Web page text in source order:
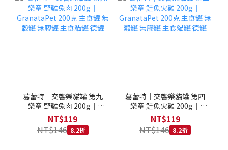
葛蕾特｜交響樂貓罐 第九
樂章 野雞兔肉 200g｜
GranataPet 200克 主食罐
無穀罐 無膠罐 主食貓罐 德
罐
NT$119
NT$146 8.2折
葛蕾特｜交響樂貓罐 第四
樂章 鮭魚火雞 200g｜
GranataPet 200克 主食罐
無穀罐 無膠罐 主食貓罐 德
罐
NT$119
NT$146 8.2折